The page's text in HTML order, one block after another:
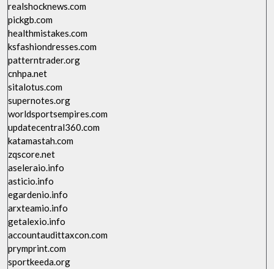
realshocknews.com
pickgb.com
healthmistakes.com
ksfashiondresses.com
patterntrader.org
cnhpa.net
sitalotus.com
supernotes.org
worldsportsempires.com
updatecentral360.com
katamastah.com
zqscore.net
aseleraio.info
asticio.info
egardenio.info
arxteamio.info
getalexio.info
accountaudittaxcon.com
prymprint.com
sportkeeda.org